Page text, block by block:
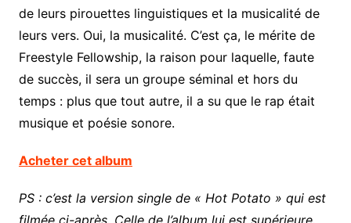
de leurs pirouettes linguistiques et la musicalité de
leurs vers. Oui, la musicalité. C’est ça, le mérite de
Freestyle Fellowship, la raison pour laquelle, faute
de succès, il sera un groupe séminal et hors du
temps : plus que tout autre, il a su que le rap était
musique et poésie sonore.
Acheter cet album
PS : c’est la version single de « Hot Potato » qui est
filmée ci-après. Celle de l’album lui est supérieure.